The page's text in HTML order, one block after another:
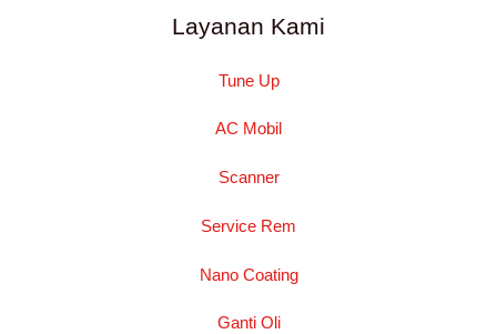
Layanan Kami
Tune Up
AC Mobil
Scanner
Service Rem
Nano Coating
Ganti Oli